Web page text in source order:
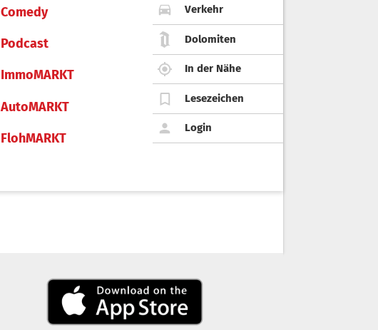
Comedy
Podcast
ImmoMARKT
AutoMARKT
FlohMARKT
Verkehr
Dolomiten
In der Nähe
Lesezeichen
Login